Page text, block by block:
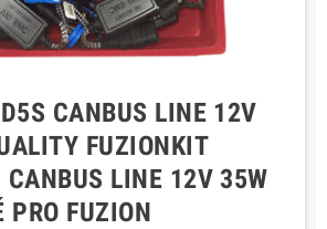
CANBUS LINE 12V
FUZIONKIT
CANBUS LINE 12V 35W
PRO FUZION